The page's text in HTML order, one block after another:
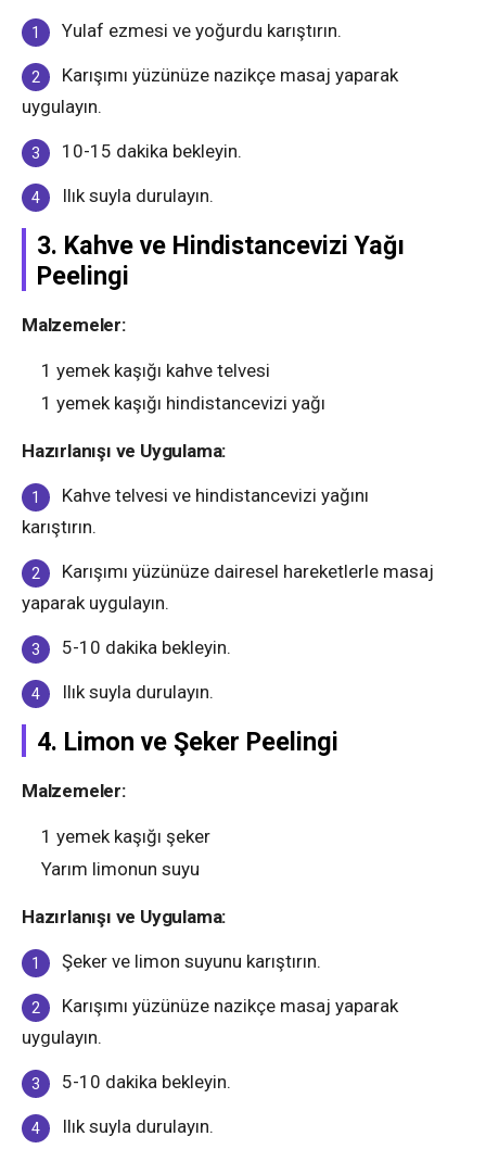
Yulaf ezmesi ve yoğurdu karıştırın.
Karışımı yüzünüze nazikçe masaj yaparak
uygulayın.
10-15 dakika bekleyin.
Ilık suyla durulayın.
3. Kahve ve Hindistancevizi Yağı
Peelingi
Malzemeler:
1 yemek kaşığı kahve telvesi
1 yemek kaşığı hindistancevizi yağı
Hazırlanışı ve Uygulama:
Kahve telvesi ve hindistancevizi yağını
karıştırın.
Karışımı yüzünüze dairesel hareketlerle masaj
yaparak uygulayın.
5-10 dakika bekleyin.
Ilık suyla durulayın.
4. Limon ve Şeker Peelingi
Malzemeler:
1 yemek kaşığı şeker
Yarım limonun suyu
Hazırlanışı ve Uygulama:
Şeker ve limon suyunu karıştırın.
Karışımı yüzünüze nazikçe masaj yaparak
uygulayın.
5-10 dakika bekleyin.
Ilık suyla durulayın.